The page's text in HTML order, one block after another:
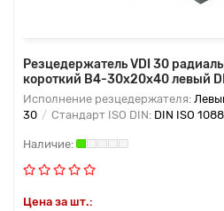
Резцедержатель VDI 30
короткий B4-30х20х40 левый
Исполнение резцедержателя:
30
Стандарт ISO DIN: DIN ISO
Цена за шт.: